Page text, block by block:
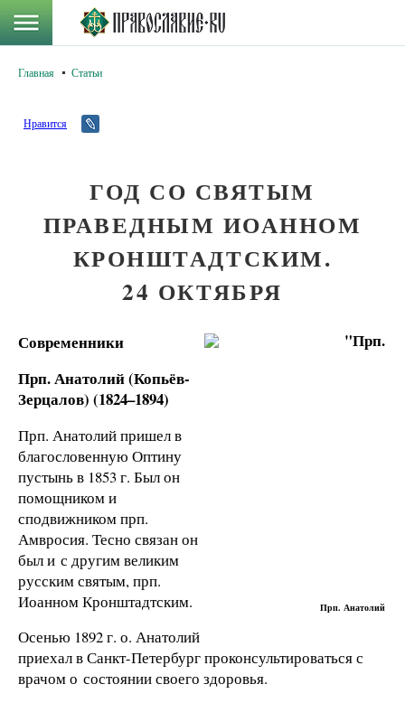
Главная Статьи
Нравится
ГОД СО СВЯТЫМ
ПРАВЕДНЫМ ИОАННОМ
КРОНШТАДТСКИМ.
24 ОКТЯБРЯ
Прп. Анатолий
Современники
Прп. Анатолий (Копьёв-
Зерцалов) (1824–1894)
Прп. Анатолий пришел в
благословенную Оптину
пустынь в 1853 г. Был он
помощником и
сподвижником прп.
Амвросия. Тесно связан он
был и с другим великим
русским святым, прп.
Иоанном Кронштадтским.
Осенью 1892 г. о. Анатолий
приехал в Санкт-Петербург проконсультироваться с
врачом о состоянии своего здоровья.